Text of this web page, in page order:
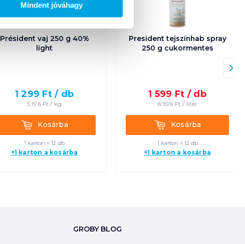
Mindent jóváhagy
Président vaj 250 g 40%
light
1 299 Ft / db
5 196Ft / kg
KosárbaKosárba
1 karton = 12 db
+1 karton a kosárba
President tejszínhab spray
250 g cukormentes
1 599 Ft / db
6 396 Ft / liter
KosárbaKosárba
1 karton = 12 db
+1 karton a kosárba
GROBY BLOG